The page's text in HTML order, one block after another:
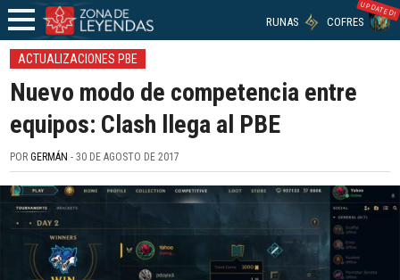
RUNAS COFRES
UPDATED!
ACTUALIZACIONES PBE
Nuevo modo de competencia entre
equipos: Clash llega al PBE
PORGERMÁN - 30 DE AGOSTO DE 2017